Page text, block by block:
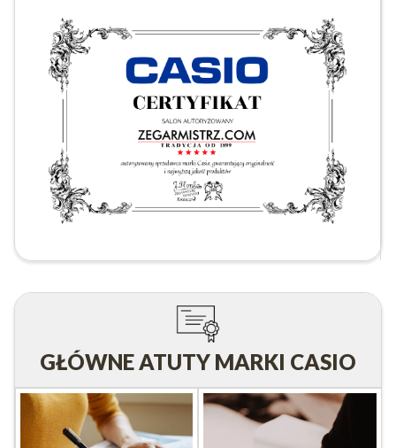
GŁÓWNE ATUTY MARKI CASIO